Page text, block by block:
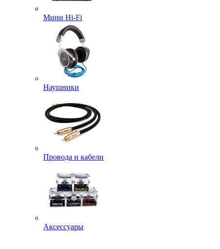
Мини Hi-Fi
Наушники
Провода и кабели
Аксессуары